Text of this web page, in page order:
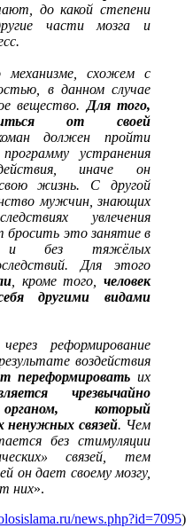
до какой степени
части мозга и
схожем с
в данном случае
вещество. Для того,
от своей
должен пройти
устранения
иначе он
жизнь. С другой
мужчин, знающих
увлечения
бросить это занятие в
и без тяжёлых
Для этого
, кроме того,человек
другими видами
реформирование
воздействия
переформировать их
чрезвычайно
который
ненужных связей. Чем
без стимуляции
связей, тем
он дает своему мозгу,
них».
news.php?id=7095)